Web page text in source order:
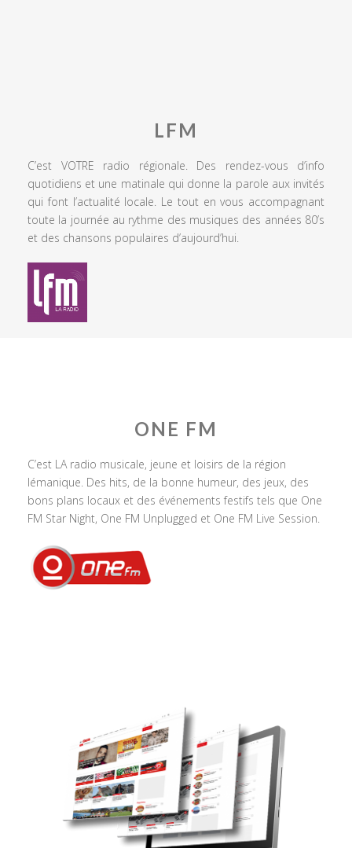
LFM
C’est VOTRE radio régionale. Des rendez-vous d’info
quotidiens et une matinale qui donne la parole aux invités
qui font l’actualité locale. Le tout en vous accompagnant
toute la journée au rythme des musiques des années 80’s
et des chansons populaires d’aujourd’hui.
ONE FM
C’est LA radio musicale, jeune et loisirs de la région
lémanique. Des hits, de la bonne humeur, des jeux, des
bons plans locaux et des événements festifs tels que One
FM Star Night, One FM Unplugged et One FM Live Session.